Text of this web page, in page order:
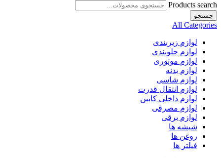
Products search
جستجو
All Categories
لوازم زیربندی
لوازم جلوبندی
لوازم موتوری
لوازم بدنه
لوازم شاسی
لوازم انتقال قدرت
لوازم داخلی کابین
لوازم مصرفی
لوازم برقی
شیشه ها
روغن ها
فیلتر ها